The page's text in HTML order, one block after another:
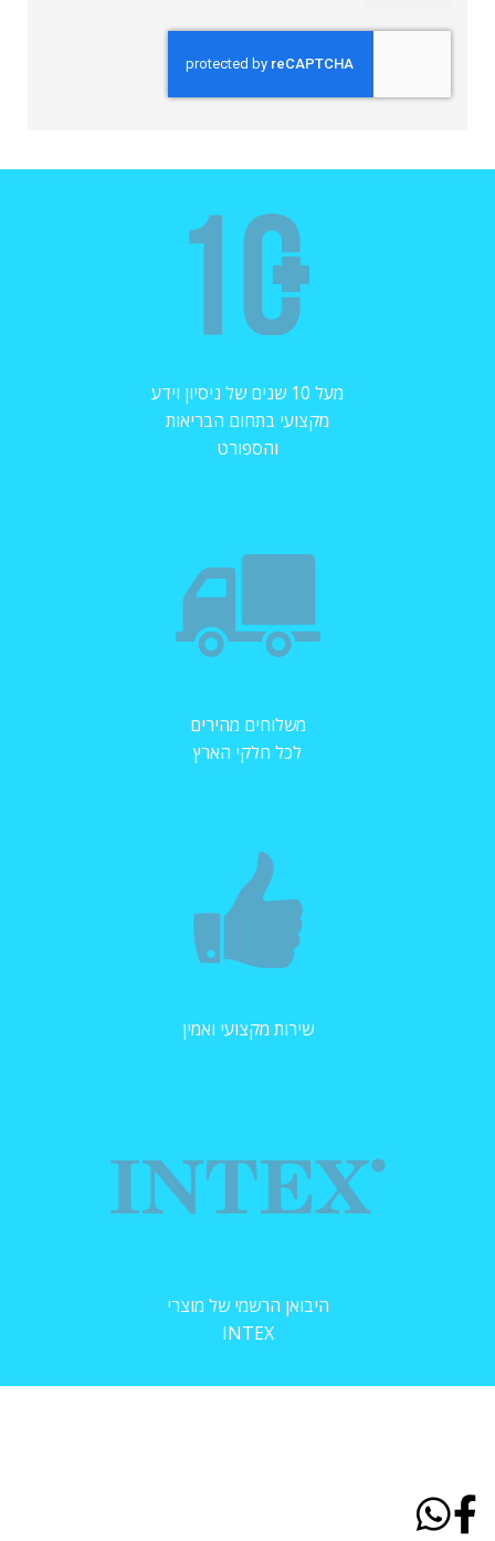
מעל 10 שנים של ניסיון וידע
מקצועי בתחום הבריאות
והספורט
משלוחים מהירים
לכל חלקי הארץ
שירות מקצועי ואמין
היבואן הרשמי של מוצרי
INTEX